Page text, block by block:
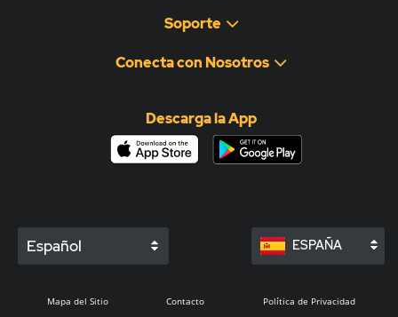
Soporte
Conecta con Nosotros
Descarga la App
Español ESPAÑA
Mapa del Sitio Contacto Política de Privacidad